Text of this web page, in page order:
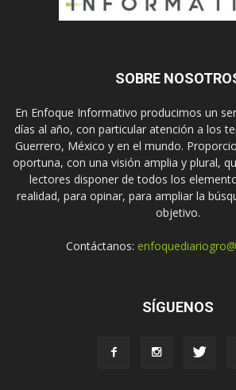
SOBRE
En Enfoque Informativo producimos un
días al año, con particular atención a los
Guerrero, México y en el mundo.
oportuna, con una visión amplia y plural,
lectores disponer de todos los
realidad, para opinar, para ampliar la
objetivo.
Contáctanos:
SÍGUENOS